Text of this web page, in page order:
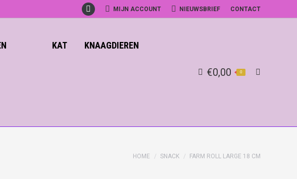
Facebook
MIJN ACCOUNT NIEUWSBRIEF CONTACT
KAT KNAAGDIEREN
€0,00 0 Search:
HOME SNACK FARM ROLL LARGE 18 CM